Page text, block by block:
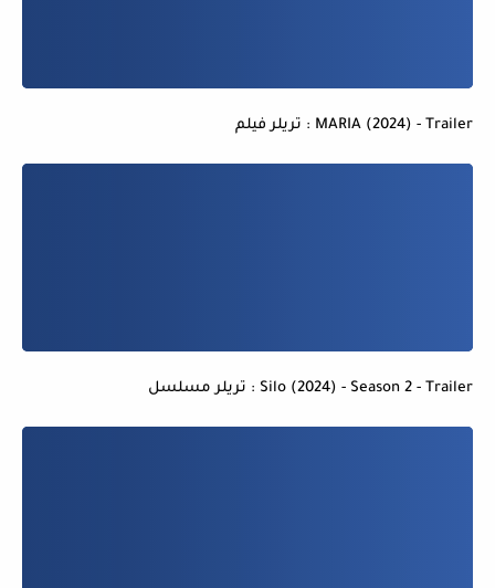
MARIA (2024) - Trailer : تريلر فيلم
Silo (2024) - Season 2 - Trailer : تريلر مسلسل